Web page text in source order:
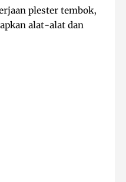
plester tembok,
alat-alat dan